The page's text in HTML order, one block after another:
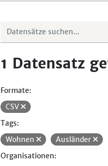
1 Datensatz
Formate:
CSV
Tags:
Wohnen
Ausländer
Organisationen: